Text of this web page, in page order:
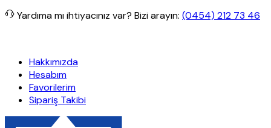
Yardıma mı ihtiyacınız var? Bizi arayın: (0454) 212 73 46
Hakkımızda
Hesabım
Favorilerim
Sipariş Takibi